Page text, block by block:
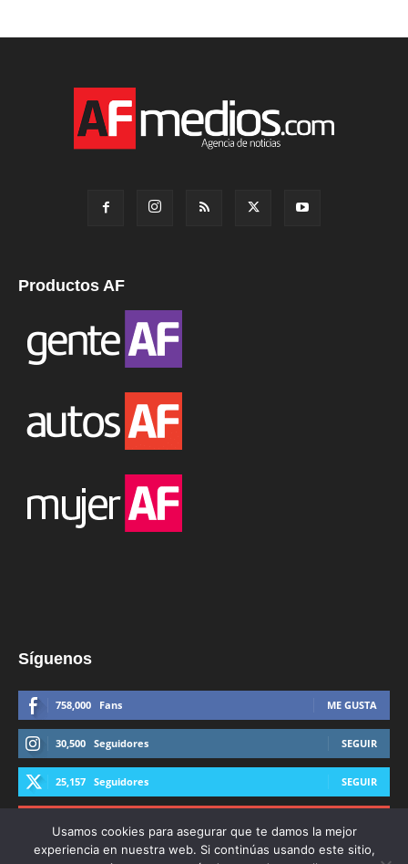
Productos AF
Síguenos
758,000 Fans ME GUSTA
30,500 Seguidores SEGUIR
25,157 Seguidores SEGUIR
Usamos cookies para asegurar que te damos la mejor
experiencia en nuestra web. Si continúas usando este sitio,